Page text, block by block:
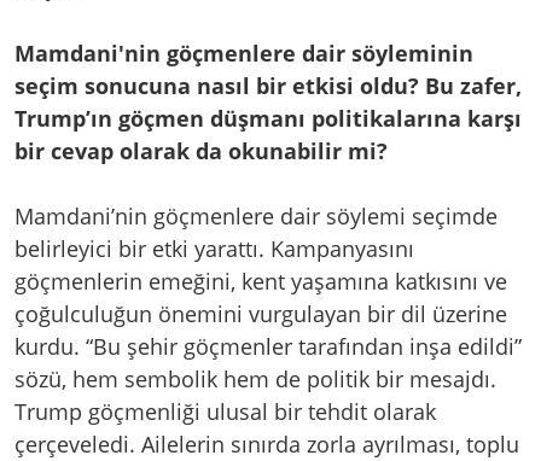
Mamdani'nin göçmenlere dair söyleminin
seçim sonucuna nasıl bir etkisi oldu? Bu zafer,
Trump’ın göçmen düşmanı politikalarına karşı
bir cevap olarak da okunabilir mi?
Mamdani’nin göçmenlere dair söylemi seçimde
belirleyici bir etki yarattı. Kampanyasını
göçmenlerin emeğini, kent yaşamına katkısını ve
çoğulculuğun önemini vurgulayan bir dil üzerine
kurdu. “Bu şehir göçmenler tarafından inşa edildi”
sözü, hem sembolik hem de politik bir mesajdı.
Trump göçmenliği ulusal bir tehdit olarak
çerçeveledi. Ailelerin sınırda zorla ayrılması, toplu